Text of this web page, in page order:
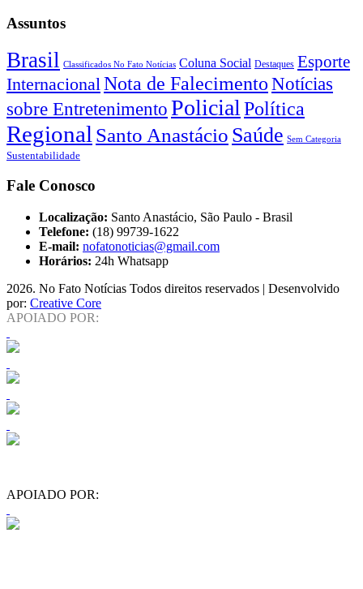
Assuntos
Brasil Classificados No Fato Notícias Coluna Social Destaques Esporte
Internacional Nota de FalecimentoNotícias
sobre EntretenimentoPolicial Política
Regional Santo Anastácio Saúde Sem Categoria
Sustentabilidade
Fale Conosco
Localização: Santo Anastácio, São Paulo - Brasil
Telefone: (18) 99739-1622
E-mail: nofatonoticias@gmail.com
Horários: 24h Whatsapp
2026. No Fato Notícias Todos direitos reservados | Desenvolvido
por: Creative Core
APOIADO POR:
APOIADO POR: